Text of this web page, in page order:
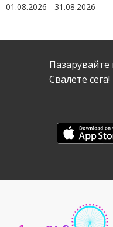
01.08.2026 - 31.08.2026
Свалeте сега!